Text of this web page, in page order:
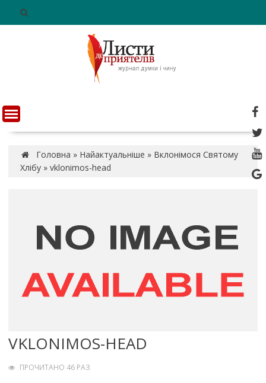
n
t
Головна » Найактуальніше » Вклонімося Святому
Хлібу » vklonimos-head
VKLONIMOS-HEAD
ПРОЧИТАНО 46 РАЗ